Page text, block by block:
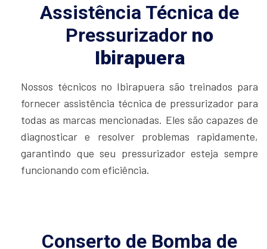
Assistência Técnica de
Pressurizador no
Ibirapuera
Nossos técnicos no Ibirapuera são treinados para
fornecer assistência técnica de pressurizador para
todas as marcas mencionadas. Eles são capazes de
diagnosticar e resolver problemas rapidamente,
garantindo que seu pressurizador esteja sempre
funcionando com eficiência.
Conserto de Bomba de